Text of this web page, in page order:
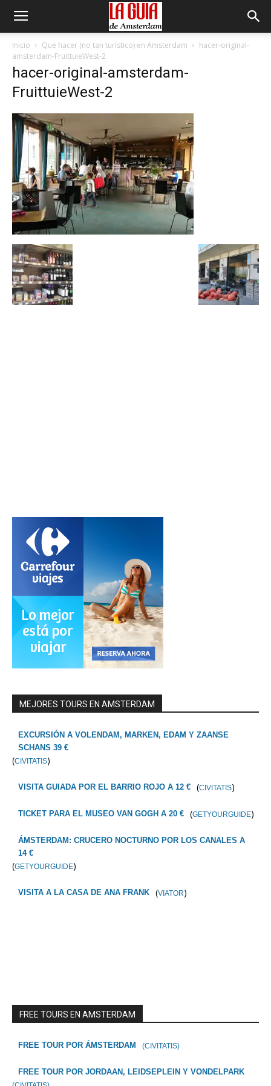
Inicio Que hacer (no tan turístico) en Amsterdam
hacer-original-
amsterdam-FruittuieWest-2
hacer-original-amsterdam-
FruittuieWest-2
MEJORES TOURS EN AMSTERDAM
EXCURSIÓN A VOLENDAM, MARKEN, EDAM Y ZAANSE
SCHANS 39 €
(CIVITATIS)
VISITA GUIADA POR EL BARRIO ROJO A 12 € (CIVITATIS)
TICKET PARA EL MUSEO VAN GOGH A 20 € (GETYOURGUIDE)
ÁMSTERDAM: CRUCERO NOCTURNO POR LOS CANALES A
14 €
(GETYOURGUIDE)
VISITA A LA CASA DE ANA FRANK (VIATOR)
FREE TOURS EN AMSTERDAM
FREE TOUR POR ÁMSTERDAM (CIVITATIS)
FREE TOUR POR JORDAAN, LEIDSEPLEIN Y VONDELPARK